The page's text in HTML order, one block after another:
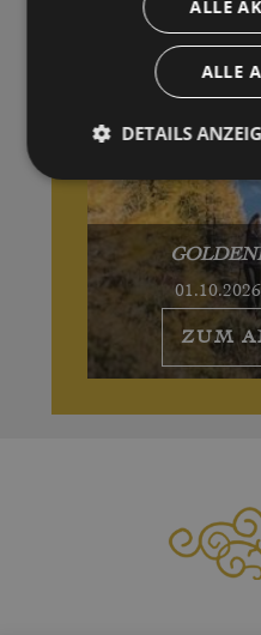
ZUM
ALLE
ALLE
DETAILS